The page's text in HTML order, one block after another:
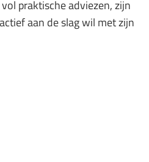
praktische adviezen, zijn
aan de slag wil met zijn